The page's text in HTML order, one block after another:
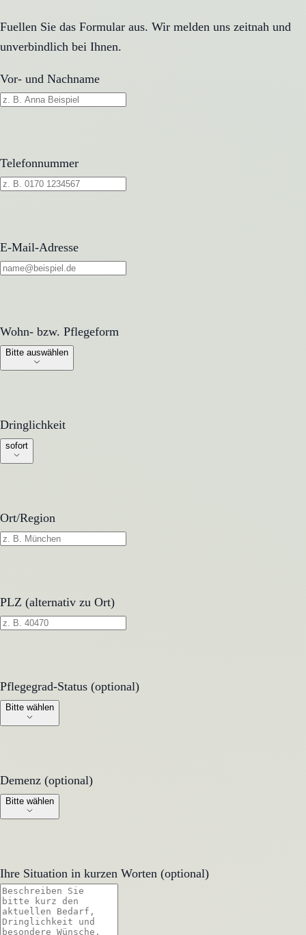
Fuellen Sie das Formular aus. Wir melden uns zeitnah und
unverbindlich bei Ihnen.
Vor- und Nachname
Telefonnummer
E-Mail-Adresse
Wohn- bzw. Pflegeform
Wohn- bzw. Pflegeform
Bitte auswählen
Dringlichkeit
Dringlichkeit
sofort
Ort/Region
PLZ (alternativ zu Ort)
Pflegegrad-Status (optional)
Pflegegrad-Status (optional)
Bitte wählen
Demenz (optional)
Demenz (optional)
Bitte wählen
Ihre Situation in kurzen Worten (optional)